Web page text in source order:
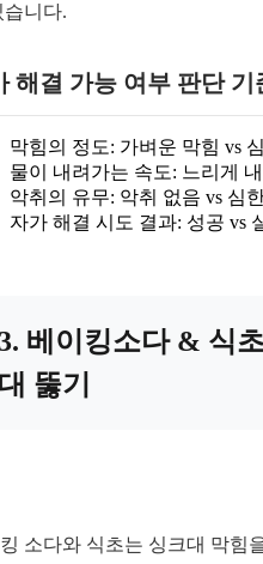
습니다.
해결 가능 여부 판단 기
막힘의 정도: 가벼운 막힘 vs
물이 내려가는 속도: 느리게
악취의 유무: 악취 없음 vs 심
자가 해결 시도 결과: 성공 vs
베이킹소다 & 식
뚫기
소다와 식초는 싱크대 막힘